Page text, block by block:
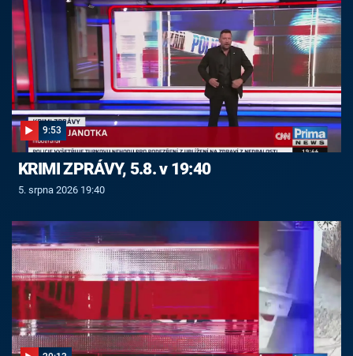
9:53
KRIMI ZPRÁVY, 5.8. v 19:40
5. srpna 2026 19:40